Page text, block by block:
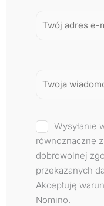
Wysyłanie
równoznaczne
dobrowolnej
przekazanych
Akceptuję
Nomino.